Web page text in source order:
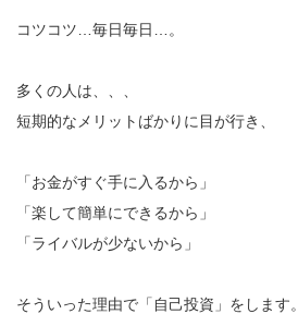
コツコツ…毎日毎日…。
多くの人は、、、
短期的なメリットばかりに目が行き、
「お金がすぐ手に入るから」
「楽して簡単にできるから」
「ライバルが少ないから」
そういった理由で「自己投資」をします。